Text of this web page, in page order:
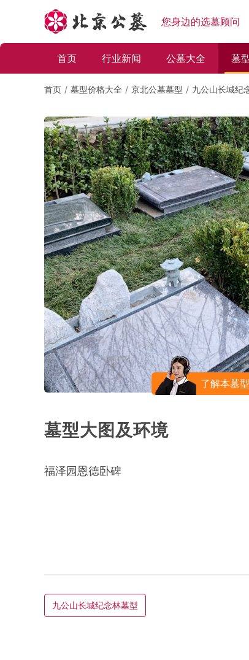
您身边的选墓顾问
首页 行业新闻 公墓大全 墓
首页 墓型价格大全 京北公墓墓型 九公山长城纪
了解本墓
墓型大图及环境
福泽园恩德卧碑
九公山长城纪念林墓型